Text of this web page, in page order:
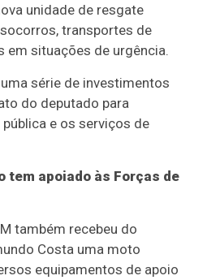
unidade de resgate
transportes de
em situações de urgência.
série de investimentos
do deputado para
e os serviços de
tem apoiado às Forças de
também recebeu do
Costa uma moto
equipamentos de apoio